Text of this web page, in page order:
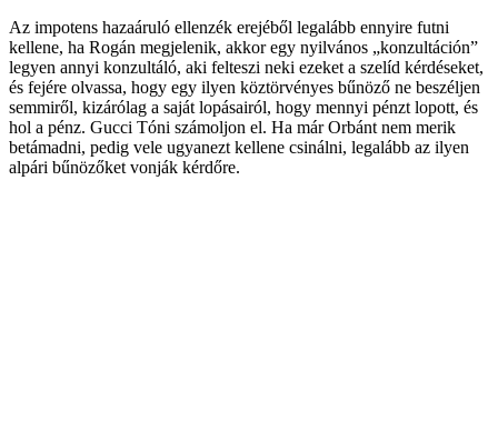
Az impotens hazaáruló ellenzék erejéből legalább ennyire futni
kellene, ha Rogán megjelenik, akkor egy nyilvános „konzultáción”
legyen annyi konzultáló, aki felteszi neki ezeket a szelíd kérdéseket,
és fejére olvassa, hogy egy ilyen köztörvényes bűnöző ne beszéljen
semmiről, kizárólag a saját lopásairól, hogy mennyi pénzt lopott, és
hol a pénz. Gucci Tóni számoljon el. Ha már Orbánt nem merik
betámadni, pedig vele ugyanezt kellene csinálni, legalább az ilyen
alpári bűnözőket vonják kérdőre.